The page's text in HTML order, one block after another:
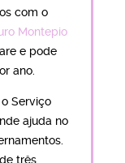
com o
Montepio
e pode
ano.
Serviço
ajuda no
três